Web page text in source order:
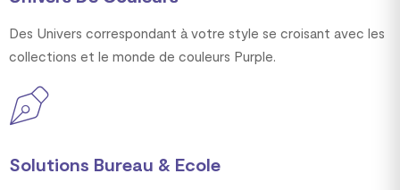
Des Univers correspondant à votre style se croisant avec les
collections et le monde de couleurs Purple.
Solutions Bureau & Ecole